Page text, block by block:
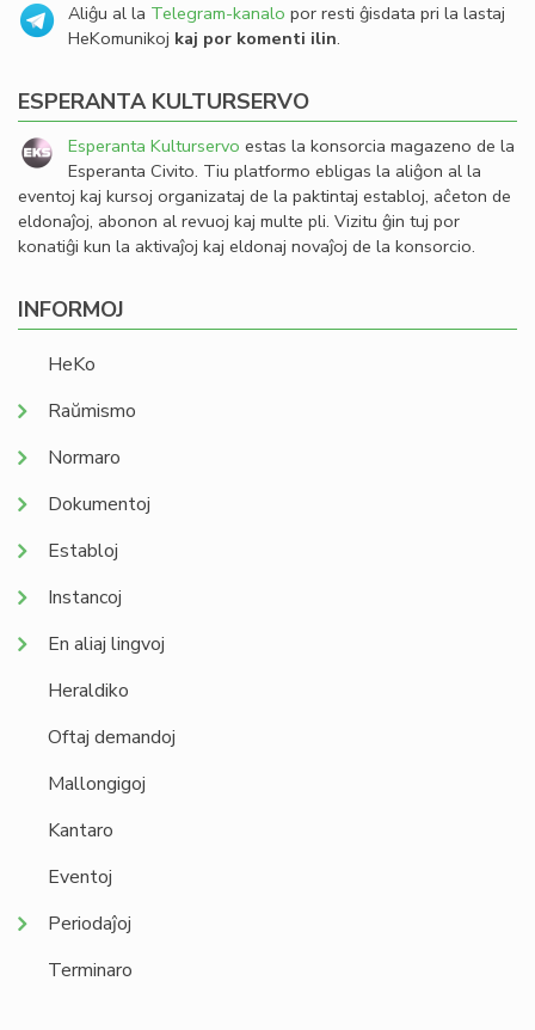
Aliĝu al la Telegram-kanalo por resti ĝisdata pri la lastaj
HeKomunikoj kaj por komenti ilin.
ESPERANTA KULTURSERVO
Esperanta Kulturservo estas la konsorcia magazeno de la
Esperanta Civito. Tiu platformo ebligas la aliĝon al la
eventoj kaj kursoj organizataj de la paktintaj establoj, aĉeton de
eldonaĵoj, abonon al revuoj kaj multe pli. Vizitu ĝin tuj por
konatiĝi kun la aktivaĵoj kaj eldonaj novaĵoj de la konsorcio.
INFORMOJ
HeKo
Raŭmismo
Normaro
Dokumentoj
Establoj
Instancoj
En aliaj lingvoj
Heraldiko
Oftaj demandoj
Mallongigoj
Kantaro
Eventoj
Periodaĵoj
Terminaro